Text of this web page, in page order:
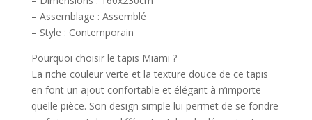
– Assemblage : Assemblé
– Style : Contemporain
Pourquoi choisir le tapis Miami ?
La riche couleur verte et la texture douce de ce tapis
en font un ajout confortable et élégant à n’importe
quelle pièce. Son design simple lui permet de se fondre